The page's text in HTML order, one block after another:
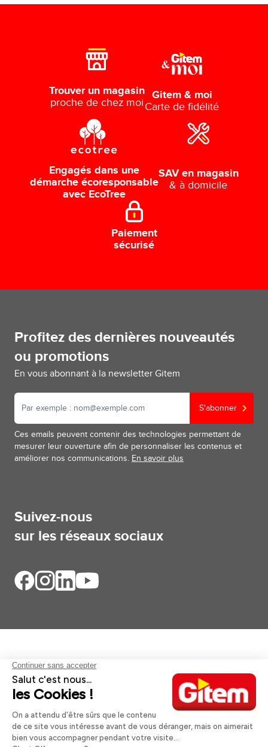
Trouver un magasin
proche de chez moi
Gitem & moi
Carte de fidélité
Engagés dans une
démarche écoresponsable
avec EcoTree
SAV en magasin
& à domicile
Paiement
sécurisé
Profitez des dernières nouveautés
ou promotions
En vous abonnant à la newsletter Gitem
S'abonner
Ces emails peuvent contenir des technologies permettant de
mesurer leur ouverture afin de personnaliser les contenus et
améliorer nos communications. En savoir plus
Suivez-nous
sur les réseaux sociaux
Aides et informations
Services
Informations légales